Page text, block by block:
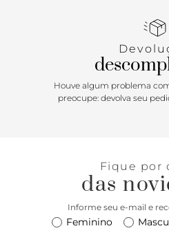
uma argola de chaveiro e um
perfeitas para usar com tudo!
Largura da alça: 2cm
Houve algum problema
preocupe: devolva seu
Fique por
das
Informe seu e-mail e
Feminino